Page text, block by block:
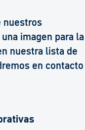
nuestros
imagen para la
nuestra lista de
en contacto